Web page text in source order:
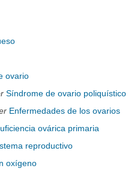
ovario
Síndrome de ovario poliquístico
Enfermedades de los ovarios
ovárica primaria
reproductivo
oxígeno